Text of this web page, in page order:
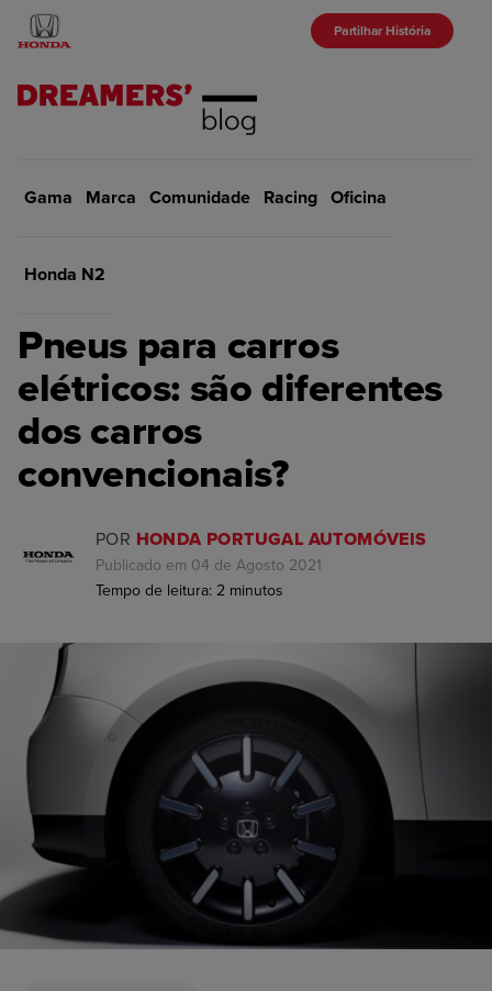
Partilhar História
Gama Marca Comunidade Racing Oficina
Honda N2
VOLTAR Início Oficina
OFICINA
Pneus para carros
elétricos: são diferentes
dos carros
convencionais?
POR HONDA PORTUGAL AUTOMÓVEIS
Publicado em 04 de Agosto 2021
Tempo de leitura: 2 minutos